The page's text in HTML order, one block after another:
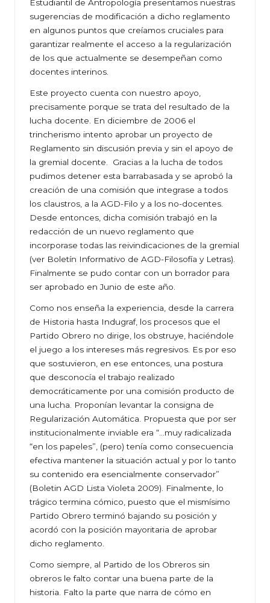
Estudiantil de Antropología presentamos nuestras
sugerencias de modificación a dicho reglamento
en algunos puntos que creíamos cruciales para
garantizar realmente el acceso a la regularización
de los que actualmente se desempeñan como
docentes interinos.
Este proyecto cuenta con nuestro apoyo,
precisamente porque se trata del resultado de la
lucha docente. En diciembre de 2006 el
trincherismo intento aprobar un proyecto de
Reglamento sin discusión previa y sin el apoyo de
la gremial docente. Gracias a la lucha de todos
pudimos detener esta barrabasada y se aprobó la
creación de una comisión que integrase a todos
los claustros, a la AGD-Filo y a los no-docentes.
Desde entonces, dicha comisión trabajó en la
redacción de un nuevo reglamento que
incorporase todas las reivindicaciones de la gremial
(ver Boletín Informativo de AGD-Filosofía y Letras).
Finalmente se pudo contar con un borrador para
ser aprobado en Junio de este año.
Como nos enseña la experiencia, desde la carrera
de Historia hasta Indugraf, los procesos que el
Partido Obrero no dirige, los obstruye, haciéndole
el juego a los intereses más regresivos. Es por eso
que sostuvieron, en ese entonces, una postura
que desconocía el trabajo realizado
democráticamente por una comisión producto de
una lucha. Proponían levantar la consigna de
Regularización Automática. Propuesta que por ser
institucionalmente inviable era “…muy radicalizada
“en los papeles”, (pero) tenía como consecuencia
efectiva mantener la situación actual y por lo tanto
su contenido era esencialmente conservador”
(Boletin AGD Lista Violeta 2009). Finalmente, lo
trágico termina cómico, puesto que el mismísimo
Partido Obrero terminó bajando su posición y
acordó con la posición mayoritaria de aprobar
dicho reglamento.
Como siempre, al Partido de los Obreros sin
obreros le falto contar una buena parte de la
historia. Falto la parte que narra de cómo en